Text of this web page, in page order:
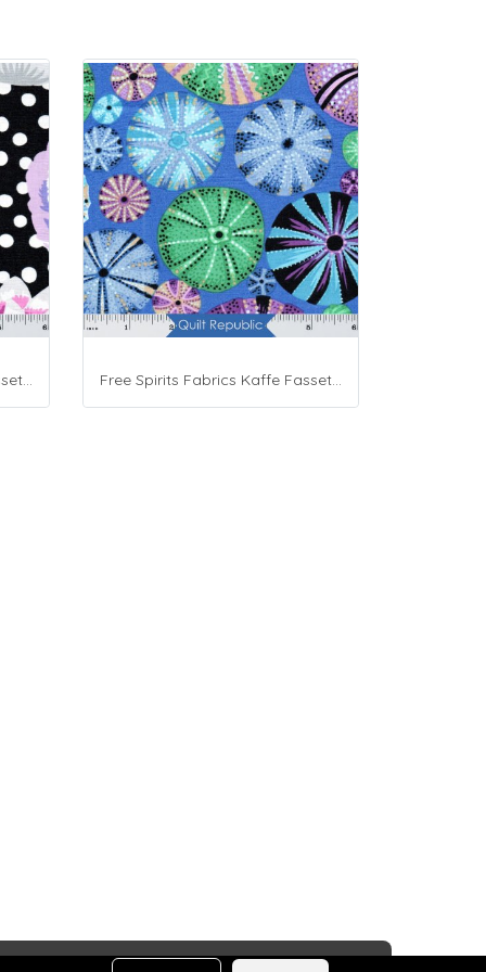
Free Spirits Fabrics Kaffe Fassette Collective Blooms Black Free Spirits Fabrics Kaffe Fassette Collective Urchin Blue